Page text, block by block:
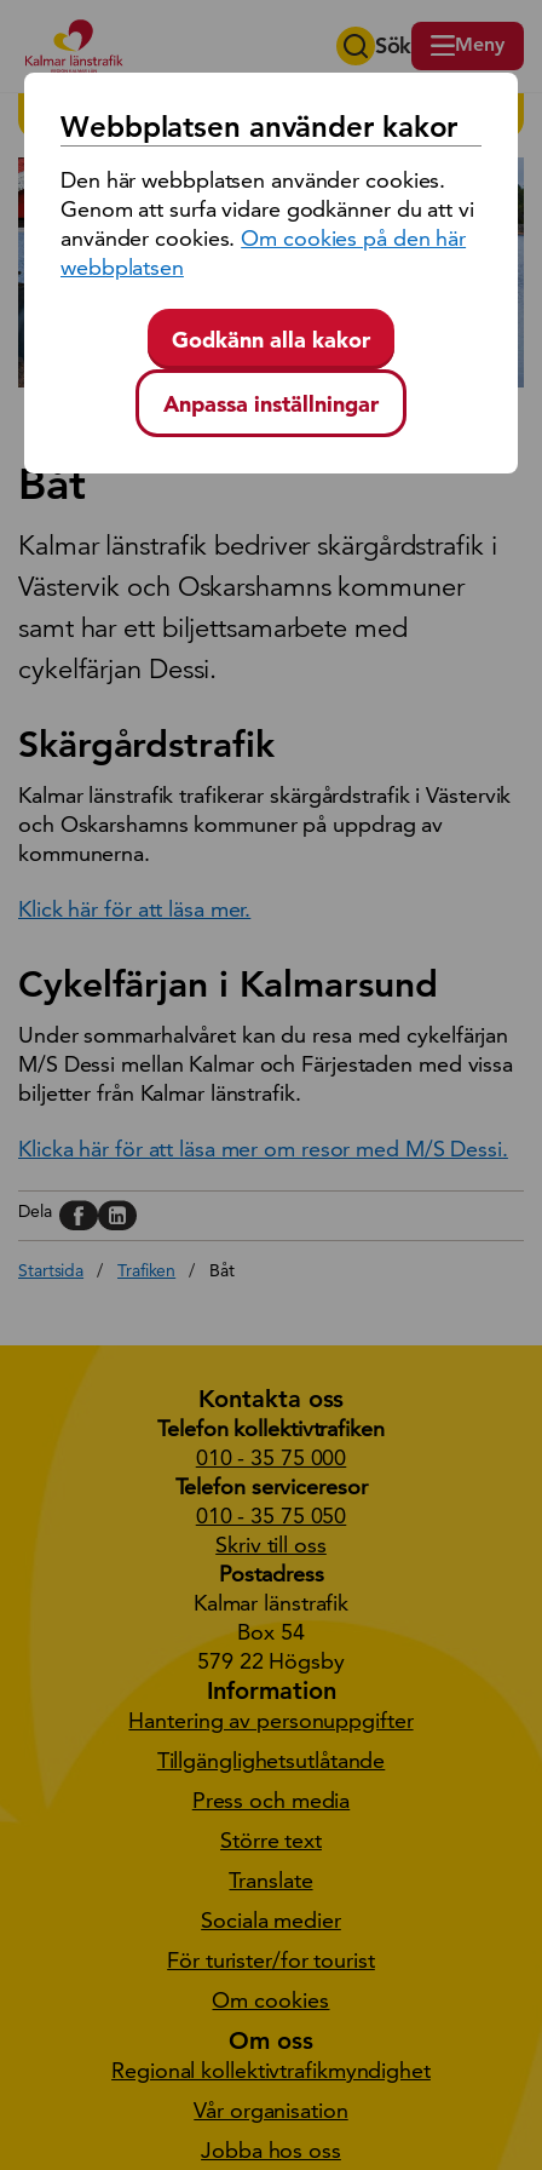
Sök på region Kalmar län Sök Meny
HITTA PÅ SIDAN
Båt
Kalmar länstrafik bedriver skärgårdstrafik i
Västervik och Oskarshamns kommuner
samt har ett biljettsamarbete med
cykelfärjan Dessi.
Skärgårdstrafik
Kalmar länstrafik trafikerar skärgårdstrafik i Västervik
och Oskarshamns kommuner på uppdrag av
kommunerna.
Klick här för att läsa mer.
Cykelfärjan i Kalmarsund
Under sommarhalvåret kan du resa med cykelfärjan
M/S Dessi mellan Kalmar och Färjestaden med vissa
biljetter från Kalmar länstrafik.
Klicka här för att läsa mer om resor med M/S Dessi.
Dela Dela på, Facebook
Dela på, Linkedin
Startsida / Trafiken / Båt
Kontakta oss
Telefon kollektivtrafiken
010 - 35 75 000
Telefon serviceresor
010 - 35 75 050
Skriv till oss
Postadress
Kalmar länstrafik
Box 54
579 22 Högsby
Information
Hantering av personuppgifter
Tillgänglighetsutlåtande
Press och media
Större text
Translate
Sociala medier
För turister/for tourist
Om cookies
Om oss
Regional kollektivtrafikmyndighet
Vår organisation
Jobba hos oss
Webbplatsen använder kakor
Den här webbplatsen använder cookies.
Genom att surfa vidare godkänner du att vi
använder cookies.Om cookies på den här
webbplatsen
Godkänn alla kakor
Anpassa inställningar